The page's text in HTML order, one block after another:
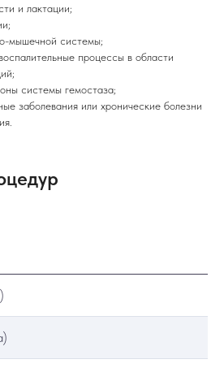
и лактации;
мышечной системы;
процессы в области
системы гемостаза;
заболевания или хронические болезни